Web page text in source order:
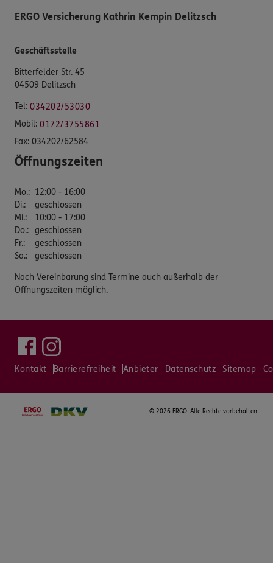
ERGO Versicherung Kathrin Kempin Delitzsch
Geschäftsstelle
Bitterfelder Str. 45
04509 Delitzsch
Tel: 034202/53030
Mobil: 0172/3755861
Fax: 034202/62584
Öffnungszeiten
Mo.: 12:00 - 16:00
Di.:
geschlossen
Mi.:
10:00 - 17:00
Do.: geschlossen
Fr.:
geschlossen
Sa.: geschlossen
Nach Vereinbarung sind Termine auch außerhalb der
Öffnungszeiten möglich.
Kontakt Barrierefreiheit Anbieter Datenschutz Sitemap
© 2026 ERGO. Alle Rechte vorbehalten.